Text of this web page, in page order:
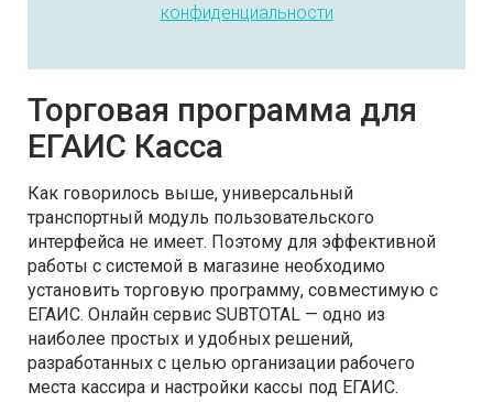
конфиденциальности
Торговая программа для
ЕГАИС Касса
Как говорилось выше, универсальный
транспортный модуль пользовательского
интерфейса не имеет. Поэтому для эффективной
работы с системой в магазине необходимо
установить торговую программу, совместимую с
ЕГАИС. Онлайн сервис SUBTOTAL — одно из
наиболее простых и удобных решений,
разработанных с целью организации рабочего
места кассира и настройки кассы под ЕГАИС.